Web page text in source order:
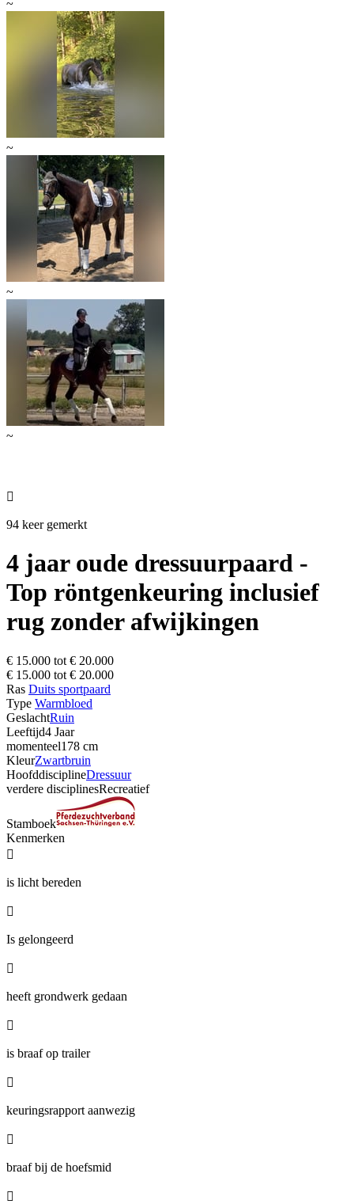
~
~
~
~

94 keer gemerkt
4 jaar oude dressuurpaard -
Top röntgenkeuring inclusief
rug zonder afwijkingen
€ 15.000 tot € 20.000
€ 15.000 tot € 20.000
Ras Duits sportpaard
Type Warmbloed
GeslachtRuin
Leeftijd4 Jaar
momenteel178 cm
KleurZwartbruin
HoofddisciplineDressuur
verdere disciplinesRecreatief
Stamboek
Kenmerken

is licht bereden

Is gelongeerd

heeft grondwerk gedaan

is braaf op trailer

keuringsrapport aanwezig

braaf bij de hoefsmid
